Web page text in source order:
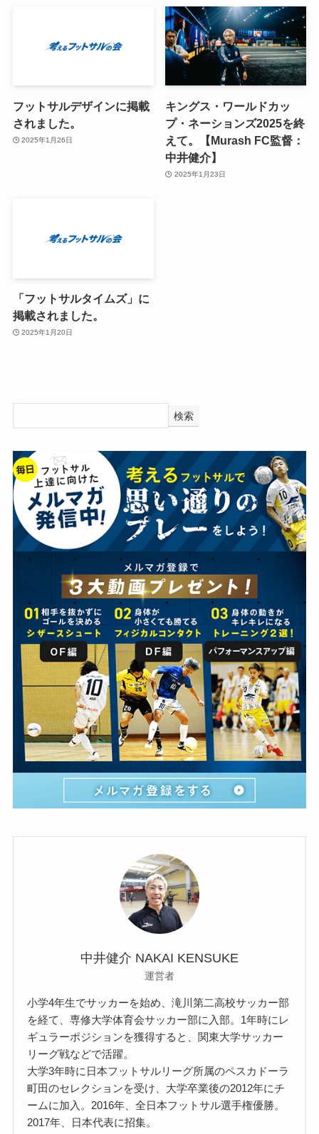
フットサルデザインに掲載
されました。
2025年1月26日
キングス・ワールドカッ
プ・ネーションズ2025を終
えて。【Murash FC監督：
中井健介】
2025年1月23日
「フットサルタイムズ」に
掲載されました。
2025年1月20日
検索
中井健介 NAKAI KENSUKE
運営者
小学4年生でサッカーを始め、滝川第二高校サッカー部
を経て、専修大学体育会サッカー部に入部。1年時にレ
ギュラーポジションを獲得すると、関東大学サッカー
リーグ戦などで活躍。
大学3年時に日本フットサルリーグ所属のペスカドーラ
町田のセレクションを受け、大学卒業後の2012年にチ
ームに加入。2016年、全日本フットサル選手権優勝。
2017年、日本代表に招集。